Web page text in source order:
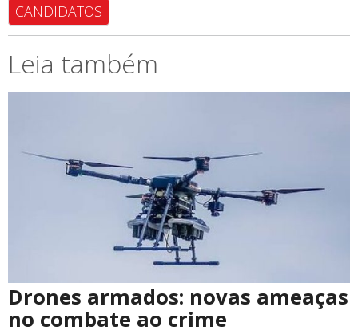
CANDIDATOS
Leia também
Drones armados: novas ameaças
no combate ao crime